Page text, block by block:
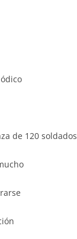
de 120 soldados